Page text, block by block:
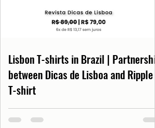
Lisbon T-shirts in Brazil | Partnership
between Dicas de Lisboa and Ripple
T-shirt